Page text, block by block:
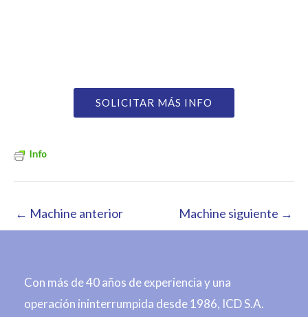
SOLICITAR MÁS INFO
Info
← Machine anterior Machine siguiente →
Con más de 40 años de experiencia y una
operación ininterrumpida desde 1986, ICD S.A.